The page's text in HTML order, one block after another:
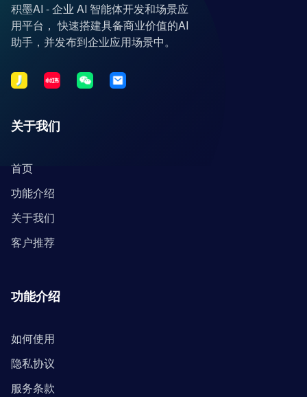
积墨AI - 企业 AI 智能体开发和场景应
用平台， 快速搭建具备商业价值的AI
助手，并发布到企业应用场景中。
关于我们
首页
功能介绍
关于我们
客户推荐
功能介绍
如何使用
隐私协议
服务条款